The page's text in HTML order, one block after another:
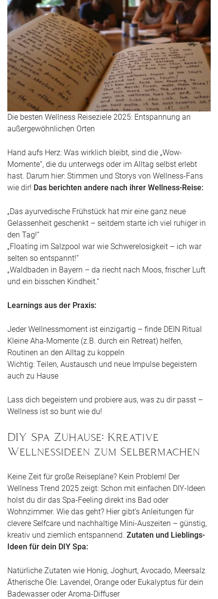
Die besten Wellness Reiseziele 2025: Entspannung an
außergewöhnlichen Orten
Hand aufs Herz: Was wirklich bleibt, sind die „Wow-
Momente“, die du unterwegs oder im Alltag selbst erlebt
hast. Darum hier: Stimmen und Storys von Wellness-Fans
wie dir! Das berichten andere nach ihrer Wellness-Reise:
„Das ayurvedische Frühstück hat mir eine ganz neue
Gelassenheit geschenkt – seitdem starte ich viel ruhiger in
den Tag!“
„Floating im Salzpool war wie Schwerelosigkeit – ich war
selten so entspannt!“
„Waldbaden in Bayern – da riecht nach Moos, frischer Luft
und ein bisschen Kindheit.“
Learnings aus der Praxis:
Jeder Wellnessmoment ist einzigartig – finde DEIN Ritual
Kleine Aha-Momente (z.B. durch ein Retreat) helfen,
Routinen an den Alltag zu koppeln
Wichtig: Teilen, Austausch und neue Impulse begeistern
auch zu Hause
Lass dich begeistern und probiere aus, was zu dir passt –
Wellness ist so bunt wie du!
DIY Spa Zuhause: Kreative
Wellnessideen zum Selbermachen
Keine Zeit für große Reisepläne? Kein Problem! Der
Wellness Trend 2025 zeigt: Schon mit einfachen DIY-Ideen
holst du dir das Spa-Feeling direkt ins Bad oder
Wohnzimmer. Wie das geht? Hier gibt’s Anleitungen für
clevere Selfcare und nachhaltige Mini-Auszeiten – günstig,
kreativ und ziemlich entspannend. Zutaten und Lieblings-
Ideen für dein DIY Spa:
Natürliche Zutaten wie Honig, Joghurt, Avocado, Meersalz
Ätherische Öle: Lavendel, Orange oder Eukalyptus für dein
Badewasser oder Aroma-Diffuser